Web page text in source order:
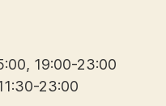
19:00-23:00
23:00